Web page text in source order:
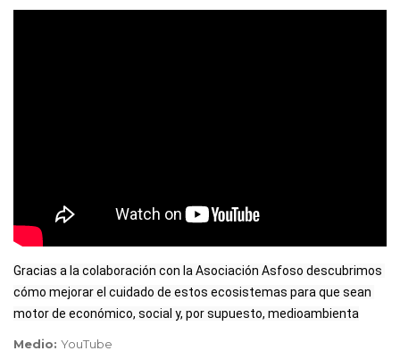
Gracias a la colaboración con la Asociación Asfoso descubrimos
cómo mejorar el cuidado de estos ecosistemas para que sean
motor de económico, social y, por supuesto, medioambienta
Medio: YouTube